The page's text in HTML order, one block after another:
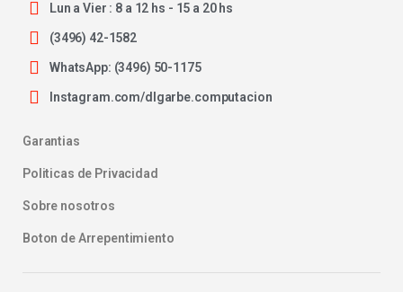
Lun a Vier : 8 a 12 hs - 15 a 20 hs
(3496) 42-1582
WhatsApp: (3496) 50-1175
Instagram.com/dlgarbe.computacion
Garantias
Politicas de Privacidad
Sobre nosotros
Boton de Arrepentimiento